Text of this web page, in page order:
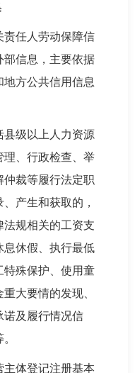
任人劳动保障信
部信息，主要依据
方公共信用信息
县级以上人力资源
理、行政检查、举
裁等履行法定职
产生和获取的，
规相关的工资支
息休假、执行最低
特殊保护、使用童
大要情的发现、
诺及履行情况信
体登记注册基本